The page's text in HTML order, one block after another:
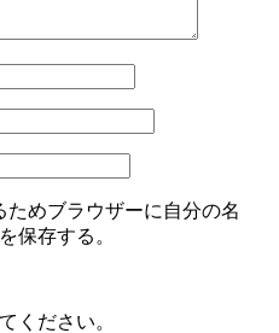
めブラウザーに自分の名
保存する。
ください。